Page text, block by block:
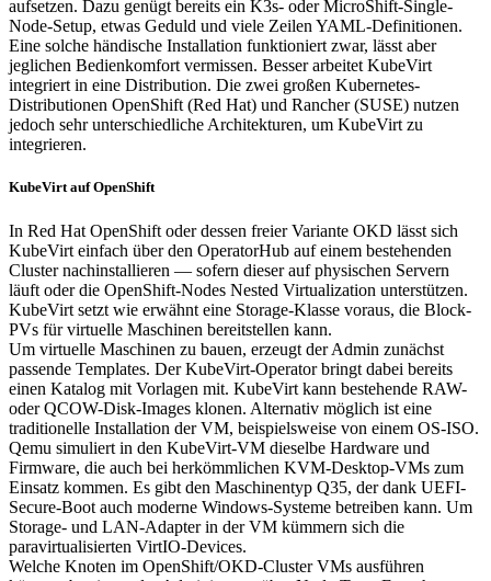
aufsetzen. Dazu genügt bereits ein K3s- oder MicroShift-Single-
Node-Setup, etwas Geduld und viele Zeilen YAML-Definitionen.
Eine solche händische Installation funktioniert zwar, lässt aber
jeglichen Bedienkomfort vermissen. Besser arbeitet KubeVirt
integriert in eine Distribution. Die zwei großen Kubernetes-
Distributionen OpenShift (Red Hat) und Rancher (SUSE) nutzen
jedoch sehr unterschiedliche Architekturen, um KubeVirt zu
integrieren.
KubeVirt auf OpenShift
In Red Hat OpenShift oder dessen freier Variante OKD lässt sich
KubeVirt einfach über den OperatorHub auf einem bestehenden
Cluster nachinstallieren — sofern dieser auf physischen Servern
läuft oder die OpenShift-Nodes Nested Virtualization unterstützen.
KubeVirt setzt wie erwähnt eine Storage-Klasse voraus, die Block-
PVs für virtuelle Maschinen bereitstellen kann.
Um virtuelle Maschinen zu bauen, erzeugt der Admin zunächst
passende Templates. Der KubeVirt-Operator bringt dabei bereits
einen Katalog mit Vorlagen mit. KubeVirt kann bestehende RAW-
oder QCOW-Disk-Images klonen. Alternativ möglich ist eine
traditionelle Installation der VM, beispielsweise von einem OS-ISO.
Qemu simuliert in den KubeVirt-VM dieselbe Hardware und
Firmware, die auch bei herkömmlichen KVM-Desktop-VMs zum
Einsatz kommen. Es gibt den Maschinentyp Q35, der dank UEFI-
Secure-Boot auch moderne Windows-Systeme betreiben kann. Um
Storage- und LAN-Adapter in der VM kümmern sich die
paravirtualisierten VirtIO-Devices.
Welche Knoten im OpenShift/OKD-Cluster VMs ausführen